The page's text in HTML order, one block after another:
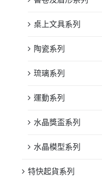
桌上文具系列
陶瓷系列
琉璃系列
運動系列
水晶獎盃系列
水晶模型系列
特快起貨系列